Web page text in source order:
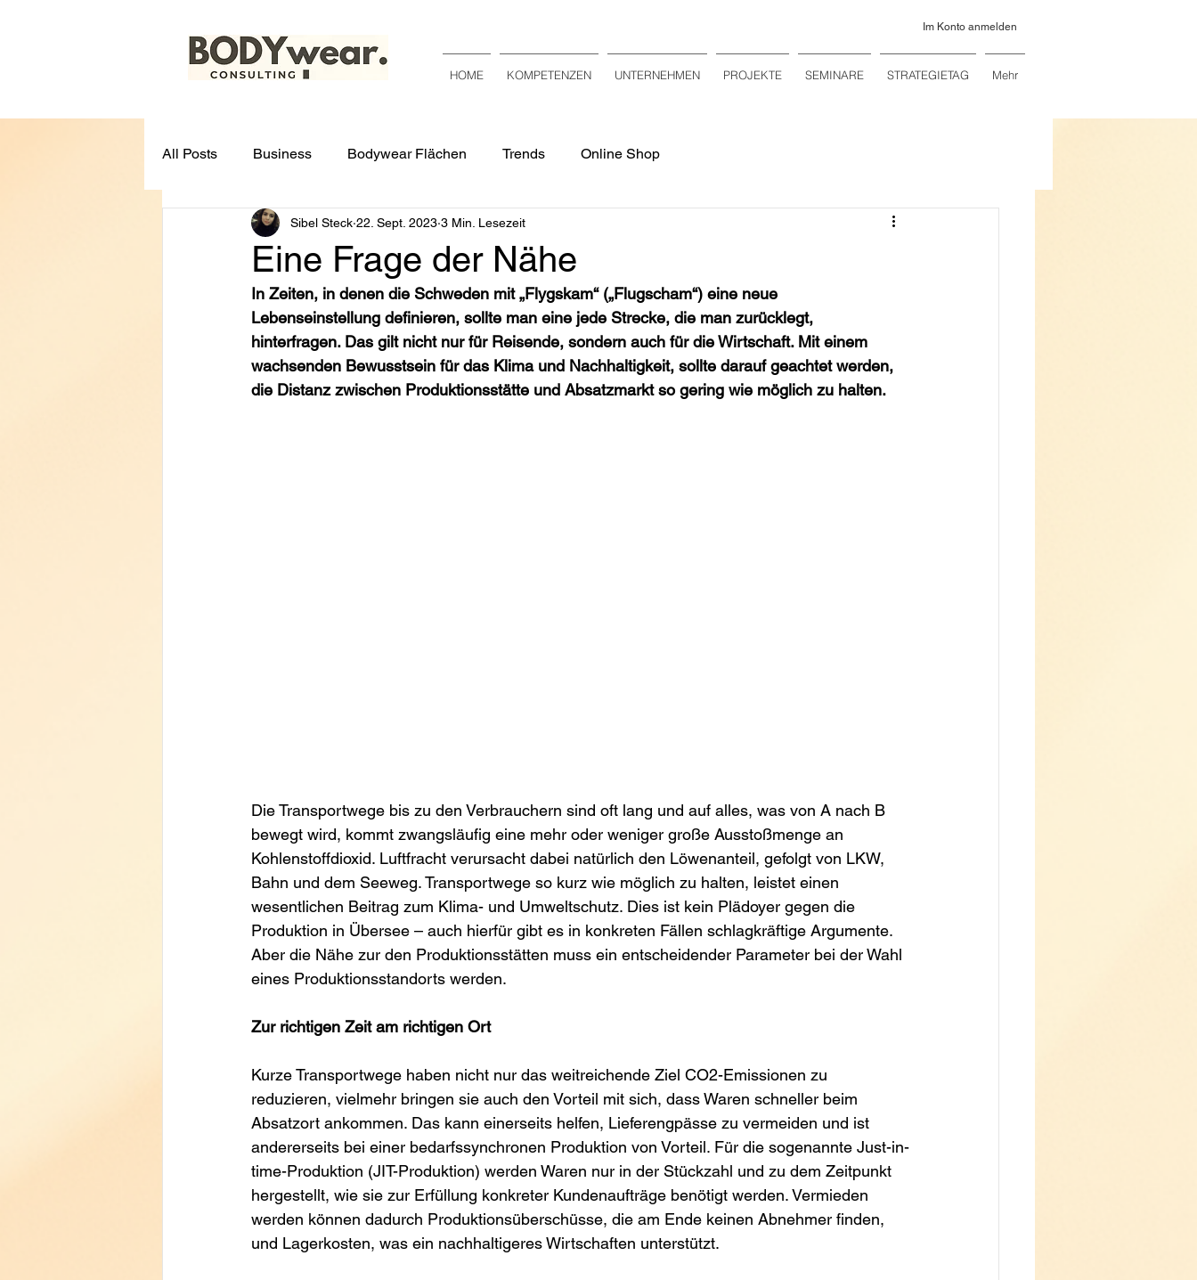
Im Konto anmelden
HOME KOMPETENZEN UNTERNEHMEN PROJEKTE SEMINARE STRATEGIETAG Mehr
All Posts Business Bodywear Flächen Trends Online Shop
Eine Frage der Nähe
Sibel Steck 22. Sept. 2023 3 Min. Lesezeit
In Zeiten, in denen die Schweden mit „Flygskam“ („Flugscham“) eine neue
Lebenseinstellung definieren, sollte man eine jede Strecke, die man zurücklegt,
hinterfragen. Das gilt nicht nur für Reisende, sondern auch für die Wirtschaft. Mit einem
wachsenden Bewusstsein für das Klima und Nachhaltigkeit, sollte darauf geachtet werden,
die Distanz zwischen Produktionsstätte und Absatzmarkt so gering wie möglich zu halten.
Die Transportwege bis zu den Verbrauchern sind oft lang und auf alles, was von A nach B
bewegt wird, kommt zwangsläufig eine mehr oder weniger große Ausstoßmenge an
Kohlenstoffdioxid. Luftfracht verursacht dabei natürlich den Löwenanteil, gefolgt von LKW,
Bahn und dem Seeweg. Transportwege so kurz wie möglich zu halten, leistet einen
wesentlichen Beitrag zum Klima- und Umweltschutz. Dies ist kein Plädoyer gegen die
Produktion in Übersee – auch hierfür gibt es in konkreten Fällen schlagkräftige Argumente.
Aber die Nähe zur den Produktionsstätten muss ein entscheidender Parameter bei der Wahl
eines Produktionsstandorts werden.
Zur richtigen Zeit am richtigen Ort
Kurze Transportwege haben nicht nur das weitreichende Ziel CO2-Emissionen zu
reduzieren, vielmehr bringen sie auch den Vorteil mit sich, dass Waren schneller beim
Absatzort ankommen. Das kann einerseits helfen, Lieferengpässe zu vermeiden und ist
andererseits bei einer bedarfssynchronen Produktion von Vorteil. Für die sogenannte Just-in-
time-Produktion (JIT-Produktion) werden Waren nur in der Stückzahl und zu dem Zeitpunkt
hergestellt, wie sie zur Erfüllung konkreter Kundenaufträge benötigt werden. Vermieden
werden können dadurch Produktionsüberschüsse, die am Ende keinen Abnehmer finden,
und Lagerkosten, was ein nachhaltigeres Wirtschaften unterstützt.